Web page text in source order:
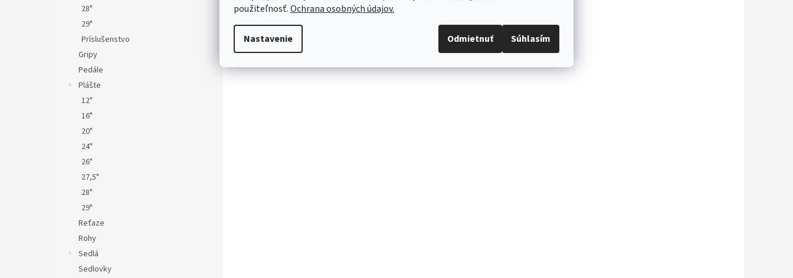
použiteľnosť.Ochrana osobných údajov.
Nastavenie Odmietnuť Súhlasím
28"
29"
Príslušenstvo
Gripy
Pedále
Plášte
12"
16"
20"
24"
26"
27,5"
28"
29"
Reťaze
Rohy
Sedlá
Sedlovky